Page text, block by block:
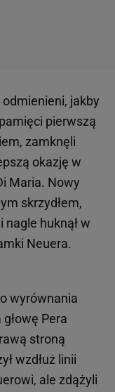
jakby
pierwszą
zamknęli
okazję w
Maria. Nowy
skrzydłem,
nagle huknął w
Neuera.
wyrównania
głowę Pera
stroną
wzdłuż linii
ale zdążyli